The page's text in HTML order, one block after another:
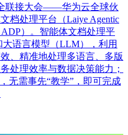
联接大会——华为云全球伙
档处理平台（Laiye Agentic
ADP）。智能体文档处理平
语言模型（LLM），利用
、精准地处理多语言、多版
处理效率与数据决策能力；
无需事先“教学”，即可完成